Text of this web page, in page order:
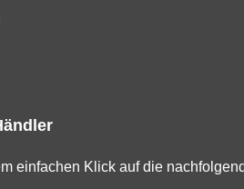
einfachen Klick auf die